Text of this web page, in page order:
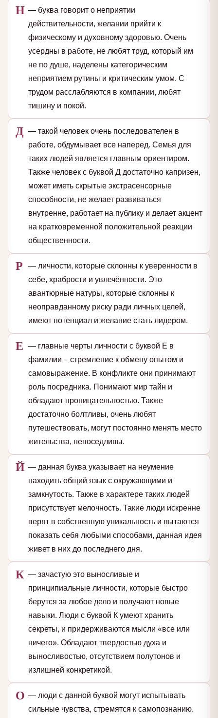
Н — буква говорит о неприятии
действительности, желании прийти к
физическому и духовному здоровью. Очень
усердны в работе, не любят труд, который им
не по душе, наделены категорическим
неприятием рутины и критическим умом. С
трудом расслабляются в компании, любят
тишину и покой.
Д — такой человек очень последователен в
работе, обдумывает все наперед. Семья для
таких людей является главным ориентиром.
Также человек с буквой Д достаточно капризен,
может иметь скрытые экстрасенсорные
способности, не желает развиваться
внутренне, работает на публику и делает акцент
на кратковременной положительной реакции
общественности.
Р
— личности, которые склонны к уверенности в
себе, храбрости и увлечённости. Это
авантюрные натуры, которые склонны к
неоправданному риску ради личных целей,
имеют потенциал и желание стать лидером.
Е
— главные черты личности с буквой Е в
фамилии – стремление к обмену опытом и
самовыражение. В конфликте они принимают
роль посредника. Понимают мир тайн и
обладают проницательностью. Также
достаточно болтливы, очень любят
путешествовать, могут постоянно менять место
жительства, непоседливы.
Й — данная буква указывает на неумение
находить общий язык с окружающими и
замкнутость. Также в характере таких людей
присутствует мелочность. Такие люди искренне
верят в собственную уникальность и пытаются
показать себя любыми способами, данная идея
живет в них до последнего дня.
К — зачастую это выносливые и
принципиальные личности, которые быстро
берутся за любое дело и получают новые
навыки. Люди с буквой К умеют хранить
секреты, и придерживаются мысли «все или
ничего». Обладают твердостью духа и
выносливостью, отсутствием полутонов и
излишней конкретикой.
О — люди с данной буквой могут испытывать
сильные чувства, стремятся к самопознанию.